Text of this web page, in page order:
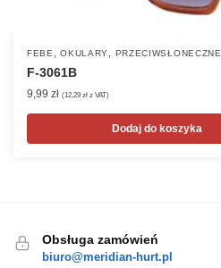
FEBE ,OKULARY PRZECIWSŁONECZNE
F-3061B
9,99 zł (12,29 zł z VAT)
Dodaj do koszyka
Obsługa zamówień
biuro@meridian-hurt.pl